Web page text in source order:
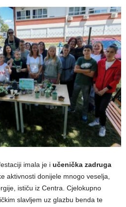
imala je i učenička zadruga
aktivnosti donijele mnogo veselja,
ističu iz Centra. Cjelokupno
slavljem uz glazbu benda te